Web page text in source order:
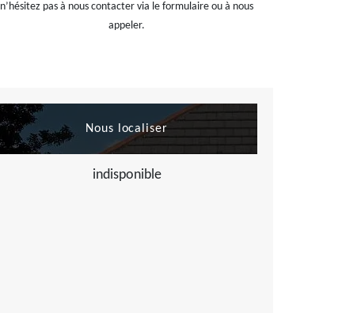
n’hésitez pas à nous contacter via le formulaire ou à nous
appeler.
Nous localiser
indisponible